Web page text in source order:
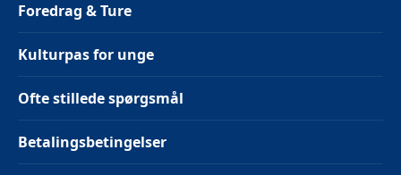
Foredrag & Ture
Kulturpas for unge
Ofte stillede spørgsmål
Betalingsbetingelser